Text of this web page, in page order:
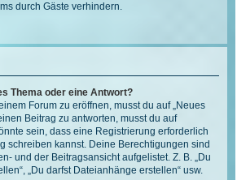
durch Gäste verhindern.
Thema oder eine Antwort?
Forum zu eröffnen, musst du auf „Neues
Beitrag zu antworten, musst du auf
sein, dass eine Registrierung erforderlich
schreiben kannst. Deine Berechtigungen sind
und der Beitragsansicht aufgelistet. Z. B. „Du
„Du darfst Dateianhänge erstellen“ usw.